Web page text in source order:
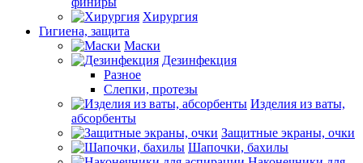
Хирургия
Гигиена, защита
Маски
Дезинфекция
Разное
Слепки, протезы
Изделия из ваты,
абсорбенты
Защитные экраны, очки
Шапочки, бахилы